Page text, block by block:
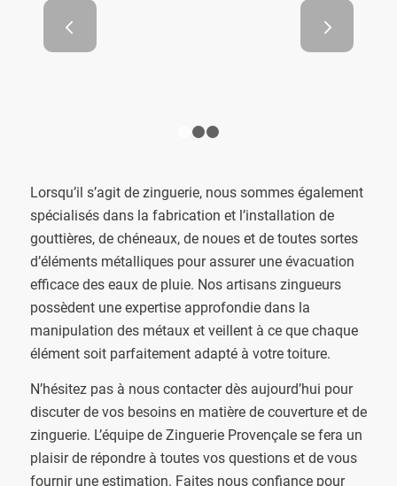
Les propriétés écologiques
Lorsqu’il s’agit de zinguerie, nous sommes également
spécialisés dans la fabrication et l’installation de
gouttières, de chéneaux, de noues et de toutes sortes
d’éléments métalliques pour assurer une évacuation
efficace des eaux de pluie. Nos artisans zingueurs
possèdent une expertise approfondie dans la
manipulation des métaux et veillent à ce que chaque
élément soit parfaitement adapté à votre toiture.
N’hésitez pas à nous contacter dès aujourd’hui pour
discuter de vos besoins en matière de couverture et de
zinguerie. L’équipe de Zinguerie Provençale se fera un
plaisir de répondre à toutes vos questions et de vous
fournir une estimation. Faites nous confiance pour